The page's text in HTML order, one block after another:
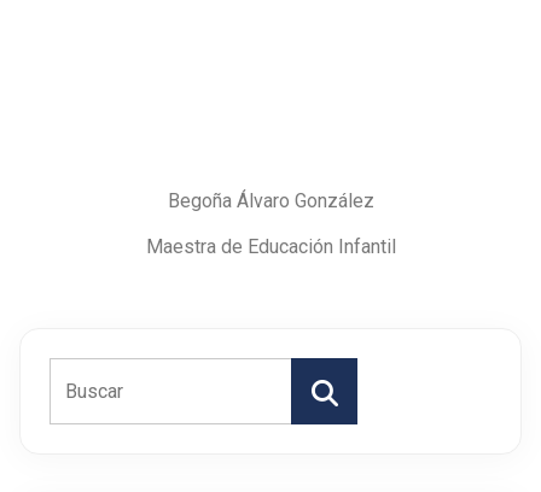
Begoña Álvaro González
Maestra de Educación Infantil
Buscar